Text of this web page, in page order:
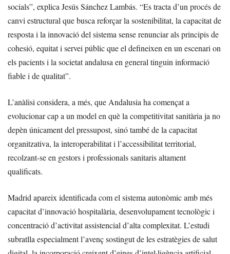
socials”, explica Jesús Sánchez Lambás. “Es tracta d’un procés de
canvi estructural que busca reforçar la sostenibilitat, la capacitat de
resposta i la innovació del sistema sense renunciar als principis de
cohesió, equitat i servei públic que el defineixen en un escenari on
els pacients i la societat andalusa en general tinguin informació
fiable i de qualitat”.
L’anàlisi considera, a més, que Andalusia ha començat a
evolucionar cap a un model en què la competitivitat sanitària ja no
depèn únicament del pressupost, sinó també de la capacitat
organitzativa, la interoperabilitat i l’accessibilitat territorial,
recolzant-se en gestors i professionals sanitaris altament
qualificats.
Madrid apareix identificada com el sistema autonòmic amb més
capacitat d’innovació hospitalària, desenvolupament tecnològic i
concentració d’activitat assistencial d’alta complexitat. L’estudi
subratlla especialment l’avenç sostingut de les estratègies de salut